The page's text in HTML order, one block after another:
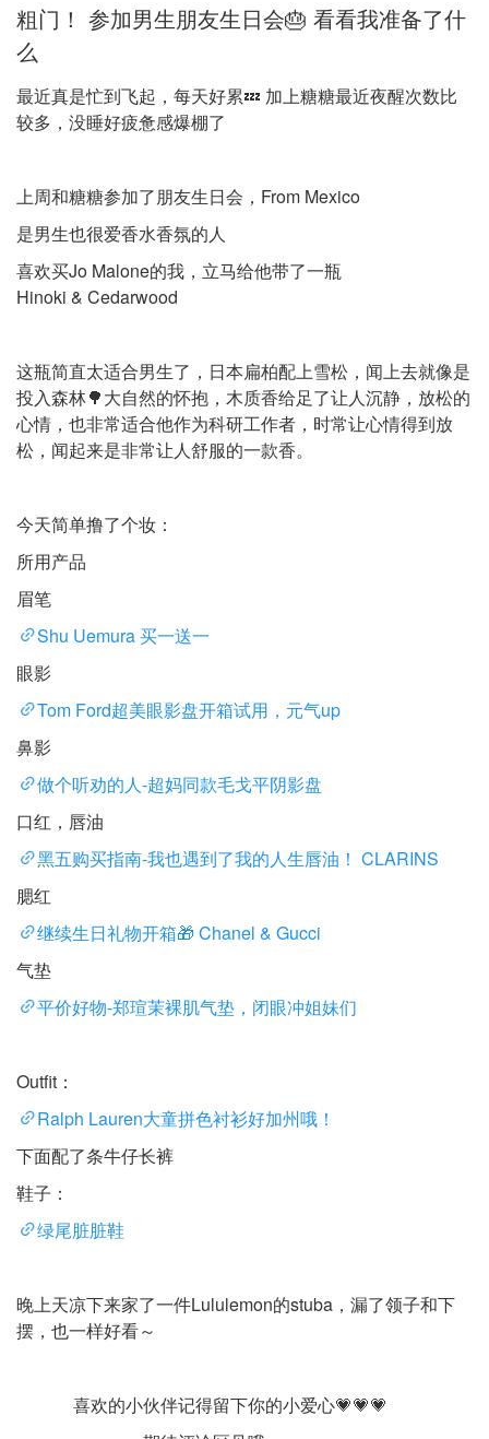
粗门！ 参加男生朋友生日会🎂 看看我准备了什
么
最近真是忙到飞起，每天好累💤 加上糖糖最近夜醒次数比
较多，没睡好疲惫感爆棚了
上周和糖糖参加了朋友生日会，From Mexico
是男生也很爱香水香氛的人
喜欢买Jo Malone的我，立马给他带了一瓶
Hinoki & Cedarwood
这瓶简直太适合男生了，日本扁柏配上雪松，闻上去就像是
投入森林🌳大自然的怀抱，木质香给足了让人沉静，放松的
心情，也非常适合他作为科研工作者，时常让心情得到放
松，闻起来是非常让人舒服的一款香。
今天简单撸了个妆：
所用产品
眉笔
Shu Uemura 买一送一
眼影
Tom Ford超美眼影盘开箱试用，元气up
鼻影
做个听劝的人-超妈同款毛戈平阴影盘
口红，唇油
黑五购买指南-我也遇到了我的人生唇油！ CLARINS
腮红
继续生日礼物开箱🎁 Chanel & Gucci
气垫
平价好物-郑瑄茉裸肌气垫，闭眼冲姐妹们
Outfit：
Ralph Lauren大童拼色衬衫好加州哦！
下面配了条牛仔长裤
鞋子：
绿尾脏脏鞋
晚上天凉下来家了一件Lululemon的stuba，漏了领子和下
摆，也一样好看～
喜欢的小伙伴记得留下你的小爱心💗💗💗